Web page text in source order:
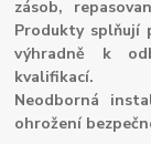
zásob,
Produkty splňují
výhradně k
kvalifikací.
Neodborná
ohrožení